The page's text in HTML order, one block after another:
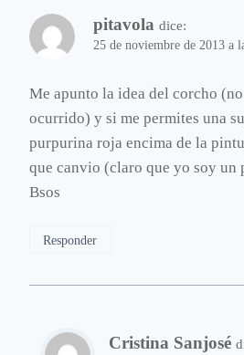
pitavola dice:
25 de noviembre de 2013 a
Me apunto la idea del corcho (no
ocurrido) y si me permites una
purpurina roja encima de la
que canvio (claro que yo soy un
Bsos
Responder
Cristina Sanjosé